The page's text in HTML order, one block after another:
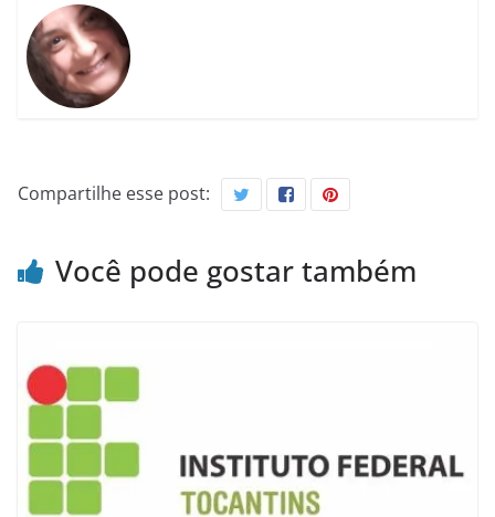
Compartilhe esse post:
Você pode gostar também